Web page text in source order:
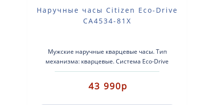
Наручные часы Citizen Eco-Drive
CA4534-81X
Мужские наручные кварцевые часы. Тип
механизма: кварцевые. Система Eco-Drive
(аккумулятор с питанием от световой энерг..
43 990р